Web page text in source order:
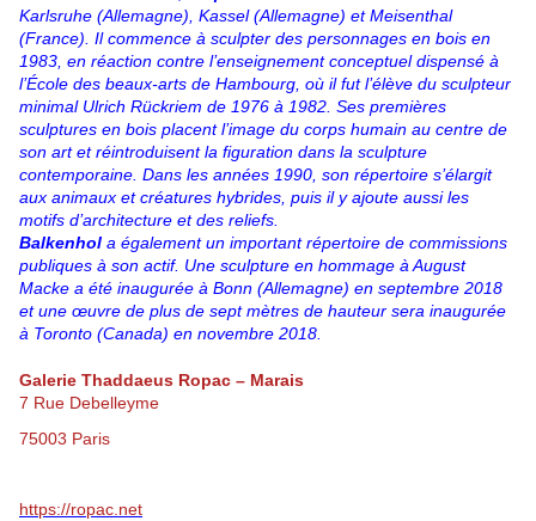
Karlsruhe (Allemagne), Kassel (Allemagne) et Meisenthal
(France). Il commence à sculpter des personnages en bois en
1983, en réaction contre l’enseignement conceptuel dispensé à
l’École des beaux-arts de Hambourg, où il fut l’élève du sculpteur
minimal Ulrich Rückriem de 1976 à 1982. Ses premières
sculptures en bois placent l’image du corps humain au centre de
son art et réintroduisent la figuration dans la sculpture
contemporaine. Dans les années 1990, son répertoire s’élargit
aux animaux et créatures hybrides, puis il y ajoute aussi les
motifs d’architecture et des reliefs.
Balkenhol a également un important répertoire de commissions
publiques à son actif. Une sculpture en hommage à August
Macke a été inaugurée à Bonn (Allemagne) en septembre 2018
et une œuvre de plus de sept mètres de hauteur sera inaugurée
à Toronto (Canada) en novembre 2018.
Galerie Thaddaeus Ropac – Marais
7 Rue Debelleyme
75003 Paris
https://ropac.net